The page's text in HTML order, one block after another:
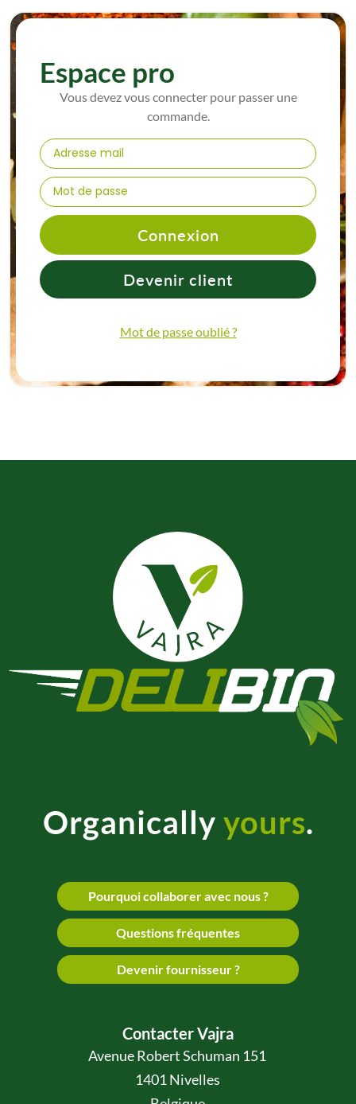
Espace pro
Vous devez vous connecter pour passer une
commande.
Connexion
Devenir client
Mot de passe oublié ?
Organically yours.
Pourquoi collaborer avec nous ?
Questions fréquentes
Devenir fournisseur ?
Contacter Vajra
Avenue Robert Schuman 151
1401 Nivelles